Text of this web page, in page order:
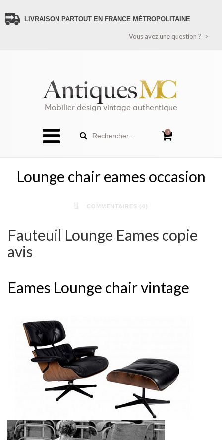
VOUS AVEZ UNE QUESTION ?
LIVRAISON ÉTRANGER (HORS FRANCE MÉTROPOLITAINE)
RECEVEZ TOUTES LES NOUVEAUTÉS
POLITIQUE DE CONFIDENTIALITÉ
LIVRAISON PARTOUT EN FRANCE MÉTROPOLITAINE
Vous avez une question ?
Mobilier design vintage authentique
Rechercher... 0
Lounge chair eames occasion
COMMENTAIRES (0)
Fauteuil Lounge Eames copie
avis
Eames Lounge chair vintage